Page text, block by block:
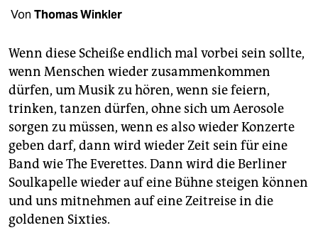
veranstaltungen
fragen & hilfe
unterstützen
abo
genossenschaft
epaper login
Von Thomas Winkler
Wenn diese Scheiße endlich mal vorbei sein sollte,
wenn Menschen wieder zusammenkommen
dürfen, um Musik zu hören, wenn sie feiern,
trinken, tanzen dürfen, ohne sich um Aerosole
sorgen zu müssen, wenn es also wieder Konzerte
geben darf, dann wird wieder Zeit sein für eine
Band wie The Everettes. Dann wird die Berliner
Soulkapelle wieder auf eine Bühne steigen können
und uns mitnehmen auf eine Zeitreise in die
goldenen Sixties.